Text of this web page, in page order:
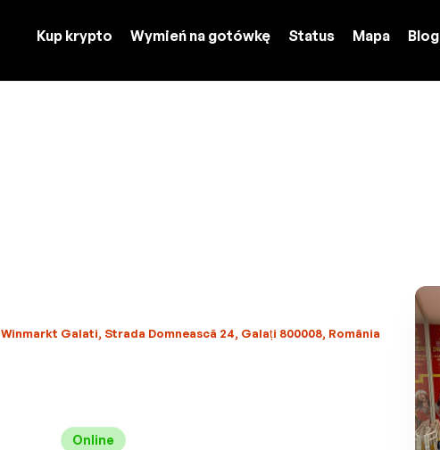
Kup krypto Wymień na gotówkę Status Mapa Blog
Winmarkt Galati, Strada Domnească 24, Galați 800008, România
Online